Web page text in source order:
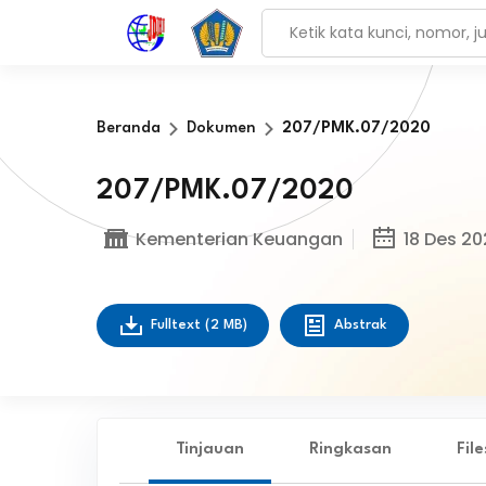
Beranda Dokumen 207/PMK.07/2020
207/PMK.07/2020
Kementerian Keuangan 18 Des
Fulltext (2 MB) Abstrak
Tinjauan Ringkasan